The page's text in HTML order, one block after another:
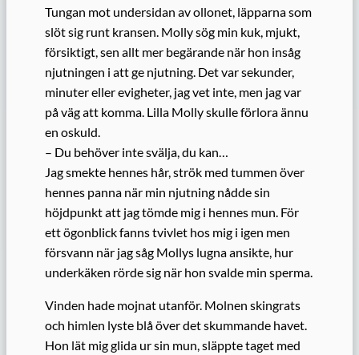
Tungan mot undersidan av ollonet, läpparna som
slöt sig runt kransen. Molly sög min kuk, mjukt,
försiktigt, sen allt mer begärande när hon insåg
njutningen i att ge njutning. Det var sekunder,
minuter eller evigheter, jag vet inte, men jag var
på väg att komma. Lilla Molly skulle förlora ännu
en oskuld.
– Du behöver inte svälja, du kan…
Jag smekte hennes hår, strök med tummen över
hennes panna när min njutning nådde sin
höjdpunkt att jag tömde mig i hennes mun. För
ett ögonblick fanns tvivlet hos mig i igen men
försvann när jag såg Mollys lugna ansikte, hur
underkäken rörde sig när hon svalde min sperma.
Vinden hade mojnat utanför. Molnen skingrats
och himlen lyste blå över det skummande havet.
Hon lät mig glida ur sin mun, släppte taget med